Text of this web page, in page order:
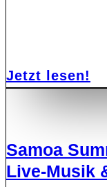
Jetzt lesen!
Samoa
Live-Musik